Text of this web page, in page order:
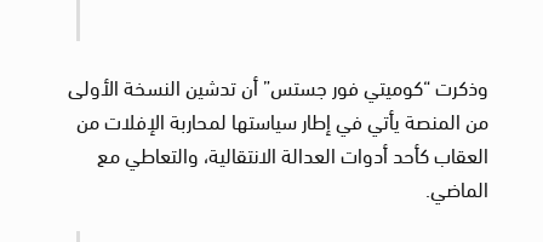
وذكرت “كوميتي فور جستس” أن تدشين النسخة الأولى
من المنصة يأتي في إطار سياستها لمحاربة الإفلات من
العقاب كأحد أدوات العدالة الانتقالية، والتعاطي مع
الماضي.